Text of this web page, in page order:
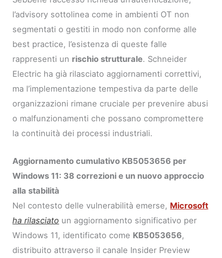
l’advisory sottolinea come in ambienti OT non
segmentati o gestiti in modo non conforme alle
best practice, l’esistenza di queste falle
rappresenti un rischio strutturale. Schneider
Electric ha già rilasciato aggiornamenti correttivi,
ma l’implementazione tempestiva da parte delle
organizzazioni rimane cruciale per prevenire abusi
o malfunzionamenti che possano compromettere
la continuità dei processi industriali.
Aggiornamento cumulativo KB5053656 per
Windows 11: 38 correzioni e un nuovo approccio
alla stabilità
Nel contesto delle vulnerabilità emerse, Microsoft
ha rilasciato un aggiornamento significativo per
Windows 11, identificato come KB5053656,
distribuito attraverso il canale Insider Preview